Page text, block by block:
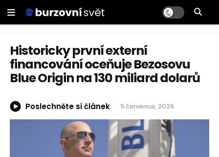
Historicky první externí
financování oceňuje Bezosovu
Blue Origin na 130 miliard dolarů
Poslechněte si článek 9 července, 2026